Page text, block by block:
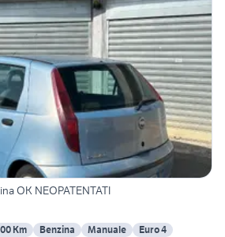
OK NEOPATENTATI
Km Benzina Manuale Euro 4